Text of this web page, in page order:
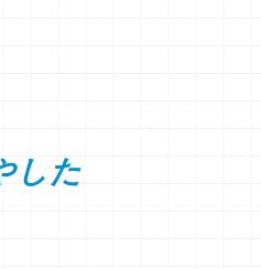
した